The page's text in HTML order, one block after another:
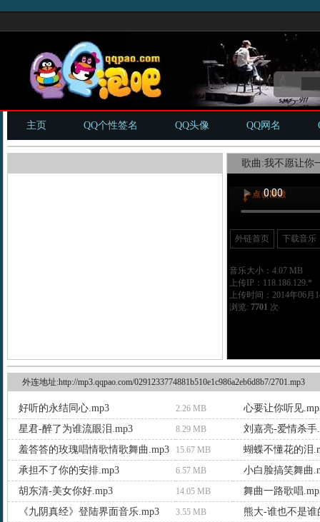
主页 QQ个性签名 QQ头像 QQ网名
歌曲:我不愿让你
外链首页 下载音乐
音乐大小：4.07 MB
上传IP：118.186.129.*
上传时间：2014年06月
浏览: 7701 次
外连地址:http://mp3.qqpao.com/0291233774881b510e1c986a2eb6d8b7/2701.mp3
好听的永结同心.mp3 2.26 MB
心要让你听见
星君-醉了为谁流眼泪.mp3
8.29 MB
刘嘉亮-爱情杀手
羞答答的玫瑰唱情歌情歌舞曲.mp3
15.67 MB
蝴蝶不懂花的泪
承担不了你的安排.mp3
6.57 MB
小白脸搞笑舞曲
胡东清-美女你好.mp3
14.05 MB
舞曲一路歌唱
《九阴真经》登陆界面音乐.mp3
3.55 MB
熊大-谁也不是谁